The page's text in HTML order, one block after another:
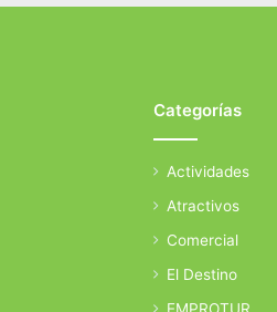
Categorías
Actividades
Atractivos
Comercial
El Destino